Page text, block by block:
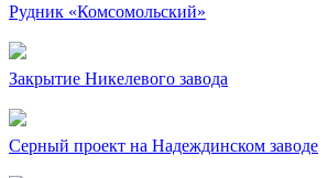
Рудник «Комсомольский»
Закрытие Никелевого завода
Серный проект на Надеждинском заводе